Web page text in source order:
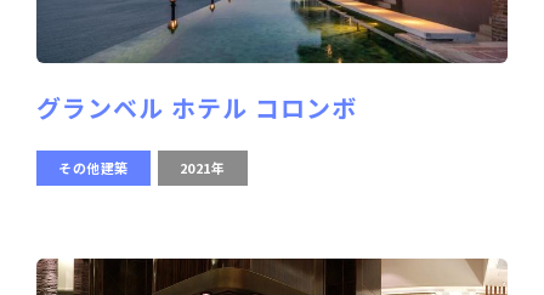
グランベル ホテル コロンボ
その他建築 2021年